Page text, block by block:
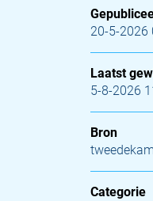
20-5-2026
Laatst
5-8-2026
Bron
Categorie